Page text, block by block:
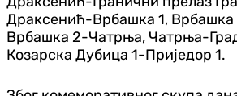
Драксенић-Врбашка 1,
Врбашка 2-Чатрња, Чатрња-
Козарска Дубица 1-Приједор 1.